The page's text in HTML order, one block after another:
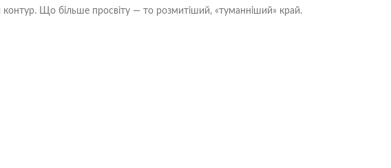
Що більше просвіту — то розмитіший, «туманніший» край.